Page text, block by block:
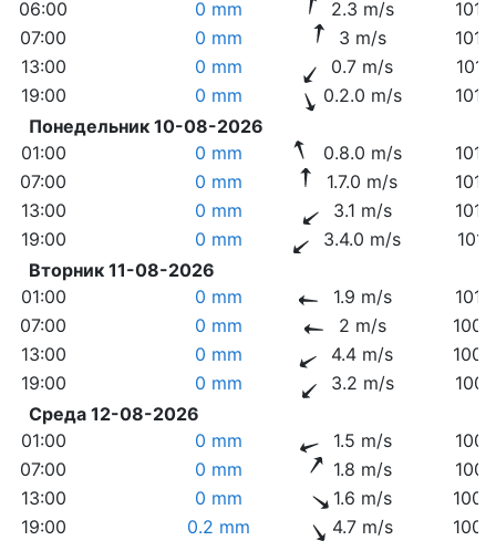
06:00
0 mm 2.3 m/s
07:00
0 mm 3 m/s
13:00
0 mm 0.7 m/s
19:00
0 mm 0.2.0 m/s
Понедельник 10-08-2026
01:00
0 mm 0.8.0 m/s
07:00
0 mm 1.7.0 m/s
13:00
0 mm 3.1 m/s
19:00
0 mm 3.4.0 m/s
Вторник 11-08-2026
01:00
0 mm 1.9 m/s
07:00
0 mm 2 m/s
13:00
0 mm 4.4 m/s
19:00
0 mm 3.2 m/s
Среда 12-08-2026
01:00
0 mm 1.5 m/s
07:00
0 mm 1.8 m/s
13:00
0 mm 1.6 m/s
19:00
0.2 mm 4.7 m/s